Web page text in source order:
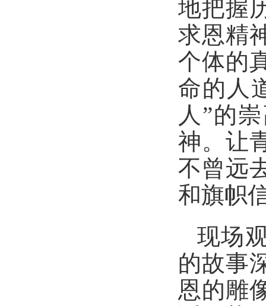
地把握
求恩精
个体的
命的人
人”的
神。让
不曾远
和旗帜
现场
的故事
恩的雕